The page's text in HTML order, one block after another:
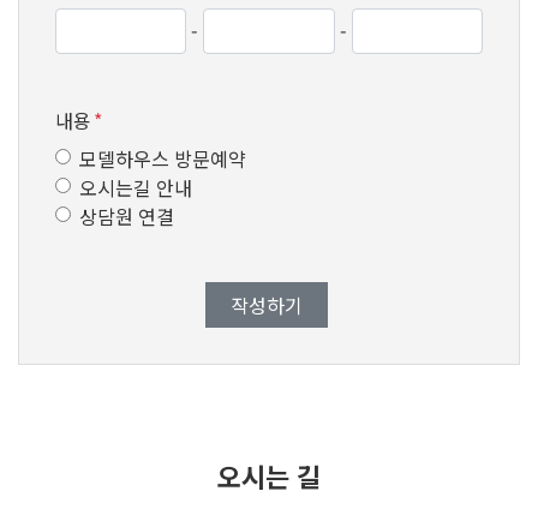
-
-
내용*
모델하우스 방문예약
오시는길 안내
상담원 연결
작성하기
오시는 길